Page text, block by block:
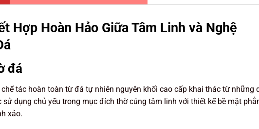
Hợp Hoàn Hảo Giữa Tâm Linh và Nghệ
đá
tác hoàn toàn từ đá tự nhiên nguyên khối cao cấp khai thác từ những
dụng chủ yếu trong mục đích thờ cúng tâm linh với thiết kế bề mặt
xảo.